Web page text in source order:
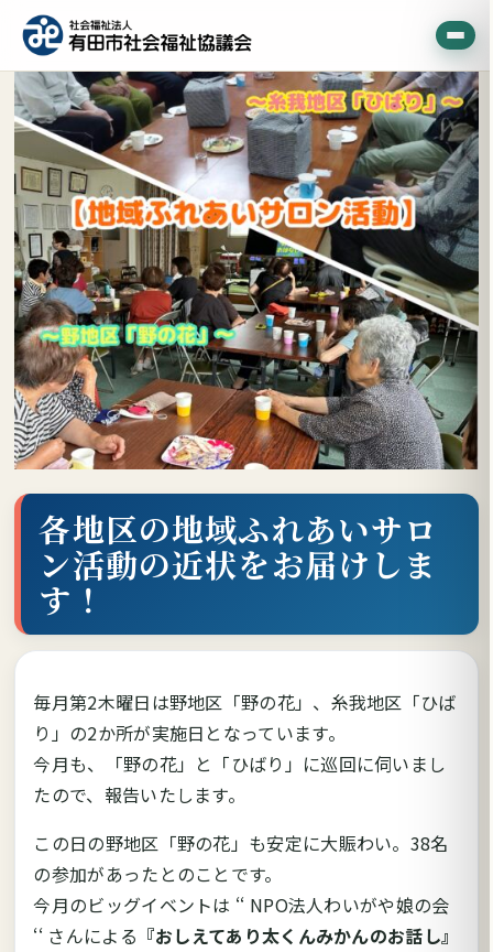
各地区の地域ふれあいサロ
ン活動の近状をお届けしま
す！
毎月第2木曜日は野地区「野の花」、糸我地区「ひば
り」の2か所が実施日となっています。
今月も、「野の花」と「ひばり」に巡回に伺いまし
たので、報告いたします。
この日の野地区「野の花」も安定に大賑わい。38名
の参加があったとのことです。
今月のビッグイベントは ‘‘ NPO法人わいがや娘の会
‘‘ さんによる 『おしえてあり太くんみかんのお話し』